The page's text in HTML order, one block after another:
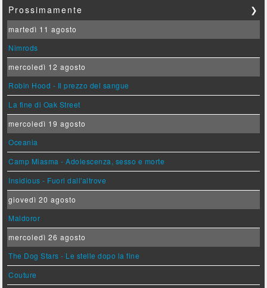
Prossimamente ❯
martedì 11 agosto
Nimrods
mercoledì 12 agosto
Robin Hood - Il prezzo del sangue
La fine di Oak Street
mercoledì 19 agosto
Oceania
Camp Miasma - Adolescenza, sesso e morte
Insidious - Fuori dall'altrove
giovedì 20 agosto
Maldoror
mercoledì 26 agosto
The Dog Stars - Le stelle dopo la fine
Couture